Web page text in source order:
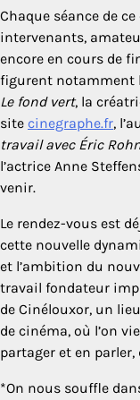
Chaque séance de
intervenants,
encore en cours de
figurent notamment
Le fond vert, la
site cinegraphe.fr,
travail avec Éric
l’actrice Anne
venir.
Le rendez-vous est
cette nouvelle
et l’ambition du
travail fondateur
de Cinélouxor, un
de cinéma, où l’on
partager et en parler,
*On nous souffle